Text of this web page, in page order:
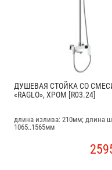
ДУШЕВАЯ СТОЙКА СО
«RAGLO», ХРОМ [R03.24]
длина излива: 210мм; длина
1065..1565мм